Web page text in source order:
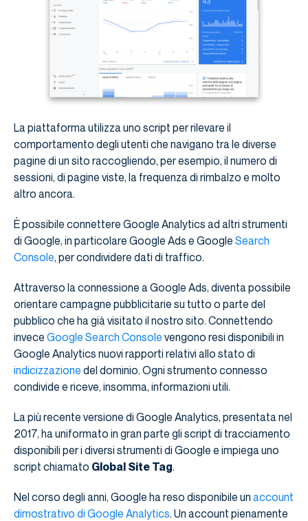
La piattaforma utilizza uno script per rilevare il
comportamento degli utenti che navigano tra le diverse
pagine di un sito raccogliendo, per esempio, il numero di
sessioni, di pagine viste, la frequenza di rimbalzo e molto
altro ancora.
È possibile connettere Google Analytics ad altri strumenti
di Google, in particolare Google Ads e Google Search
Console, per condividere dati di traffico.
Attraverso la connessione a Google Ads, diventa possibile
orientare campagne pubblicitarie su tutto o parte del
pubblico che ha già visitato il nostro sito. Connettendo
invece Google Search Console vengono resi disponibili in
Google Analytics nuovi rapporti relativi allo stato di
indicizzazione del dominio. Ogni strumento connesso
condivide e riceve, insomma, informazioni utili.
La più recente versione di Google Analytics, presentata nel
2017, ha uniformato in gran parte gli script di tracciamento
disponibili per i diversi strumenti di Google e impiega uno
script chiamato Global Site Tag.
Nel corso degli anni, Google ha reso disponibile un account
dimostrativo di Google Analytics. Un account pienamente